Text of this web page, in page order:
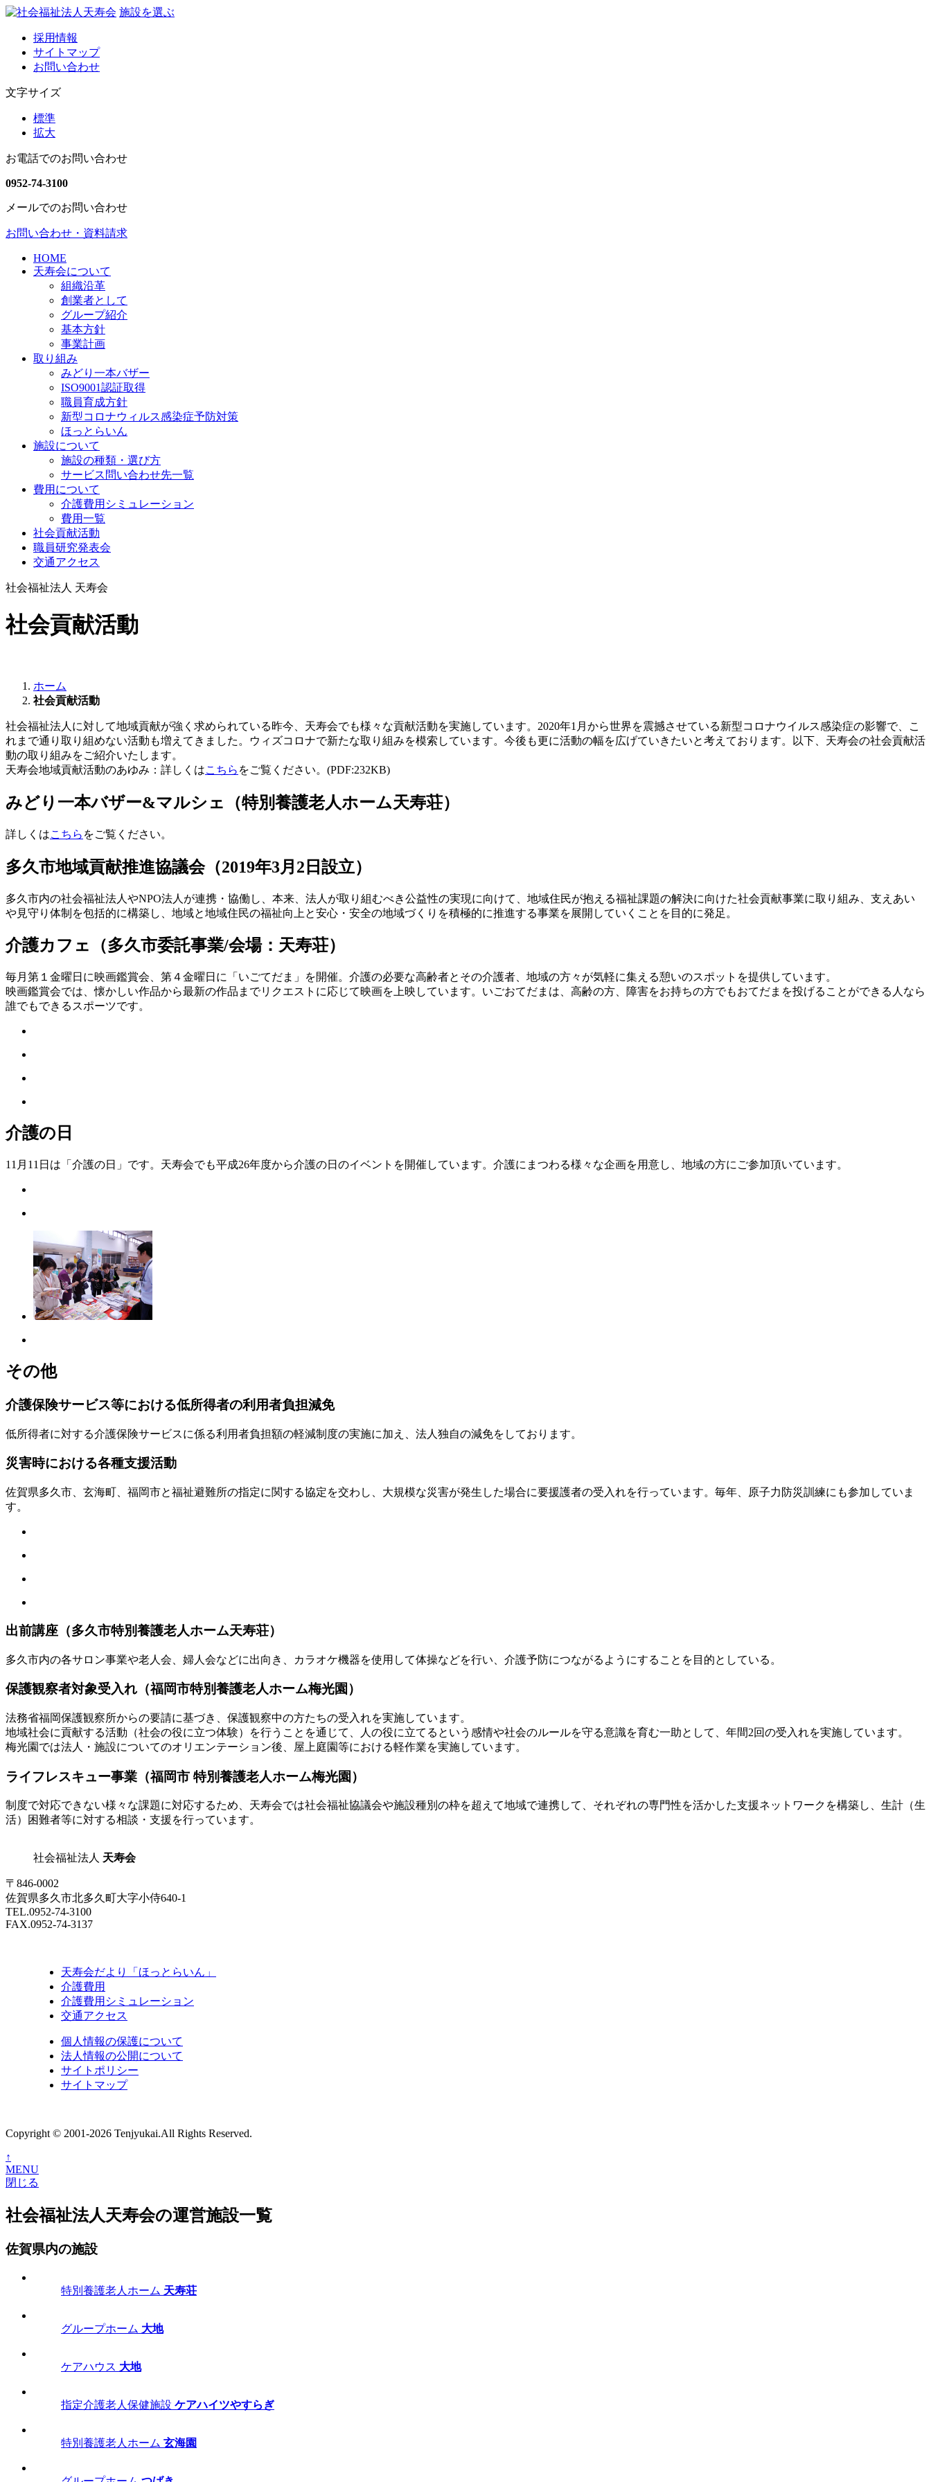
施設を選ぶ
採用情報
サイトマップ
お問い合わせ
文字サイズ
標準
拡大
お電話でのお問い合わせ
0952-74-3100
メールでのお問い合わせ
お問い合わせ・資料請求
HOME
天寿会について
組織沿革
創業者として
グループ紹介
基本方針
事業計画
取り組み
みどり一本バザー
ISO9001認証取得
職員育成方針
新型コロナウィルス感染症予防対策
ほっとらいん
施設について
施設の種類・選び方
サービス問い合わせ先一覧
費用について
介護費用シミュレーション
費用一覧
社会貢献活動
職員研究発表会
交通アクセス
社会福祉法人 天寿会
社会貢献活動
ホーム
社会貢献活動
社会福祉法人に対して地域貢献が強く求められている昨今、天寿会でも様々な貢献活動を実施しています。2020年1月から世界を震撼させている新型コロナウイルス感染症の影響で、こ
れまで通り取り組めない活動も増えてきました。ウィズコロナで新たな取り組みを模索しています。今後も更に活動の幅を広げていきたいと考えております。以下、天寿会の社会貢献活
動の取り組みをご紹介いたします。
天寿会地域貢献活動のあゆみ：詳しくはこちら をご覧ください。(PDF:232KB)
みどり一本バザー&マルシェ（特別養護老人ホーム天寿荘）
詳しくはこちら をご覧ください。
多久市地域貢献推進協議会（2019年3月2日設立）
多久市内の社会福祉法人やNPO法人が連携・協働し、本来、法人が取り組むべき公益性の実現に向けて、地域住民が抱える福祉課題の解決に向けた社会貢献事業に取り組み、支えあい
や見守り体制を包括的に構築し、地域と地域住民の福祉向上と安心・安全の地域づくりを積極的に推進する事業を展開していくことを目的に発足。
介護カフェ（多久市委託事業/会場：天寿荘）
毎月第１金曜日に映画鑑賞会、第４金曜日に「いごてだま」を開催。介護の必要な高齢者とその介護者、地域の方々が気軽に集える憩いのスポットを提供しています。
映画鑑賞会では、懐かしい作品から最新の作品までリクエストに応じて映画を上映しています。いごおてだまは、高齢の方、障害をお持ちの方でもおてだまを投げることができる人なら
誰でもできるスポーツです。
介護の日
11月11日は「介護の日」です。天寿会でも平成26年度から介護の日のイベントを開催しています。介護にまつわる様々な企画を用意し、地域の方にご参加頂いています。
その他
介護保険サービス等における低所得者の利用者負担減免
低所得者に対する介護保険サービスに係る利用者負担額の軽減制度の実施に加え、法人独自の減免をしております。
災害時における各種支援活動
佐賀県多久市、玄海町、福岡市と福祉避難所の指定に関する協定を交わし、大規模な災害が発生した場合に要援護者の受入れを行っています。毎年、原子力防災訓練にも参加していま
す。
出前講座（多久市特別養護老人ホーム天寿荘）
多久市内の各サロン事業や老人会、婦人会などに出向き、カラオケ機器を使用して体操などを行い、介護予防につながるようにすることを目的としている。
保護観察者対象受入れ（福岡市特別養護老人ホーム梅光園）
法務省福岡保護観察所からの要請に基づき、保護観察中の方たちの受入れを実施しています。
地域社会に貢献する活動（社会の役に立つ体験）を行うことを通じて、人の役に立てるという感情や社会のルールを守る意識を育む一助として、年間2回の受入れを実施しています。
梅光園では法人・施設についてのオリエンテーション後、屋上庭園等における軽作業を実施しています。
ライフレスキュー事業（福岡市 特別養護老人ホーム梅光園）
制度で対応できない様々な課題に対応するため、天寿会では社会福祉協議会や施設種別の枠を超えて地域で連携して、それぞれの専門性を活かした支援ネットワークを構築し、生計（生
活）困難者等に対する相談・支援を行っています。
社会福祉法人 天寿会
〒846-0002
佐賀県多久市北多久町大字小侍640-1
TEL.0952-74-3100
FAX.0952-74-3137
天寿会だより「ほっとらいん」
介護費用
介護費用シミュレーション
交通アクセス
個人情報の保護について
法人情報の公開について
サイトポリシー
サイトマップ
Copyright © 2001-2026 Tenjyukai.All Rights Reserved.
↑
MENU
閉じる
社会福祉法人天寿会の運営施設一覧
佐賀県内の施設
特別養護老人ホーム 天寿荘
グループホーム 大地
ケアハウス 大地
指定介護老人保健施設 ケアハイツやすらぎ
特別養護老人ホーム 玄海園